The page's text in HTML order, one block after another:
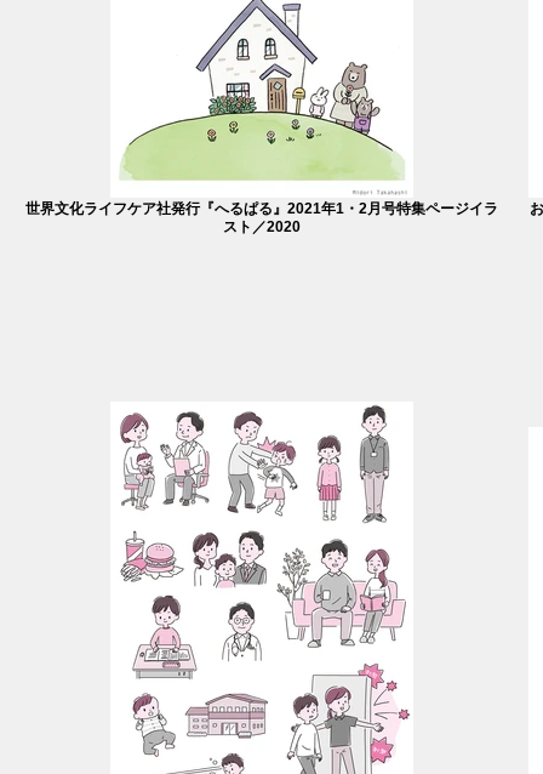
世界文化ライフケア社発行『へるぱる』2021年1・2月号特集ページイラ
スト／2020